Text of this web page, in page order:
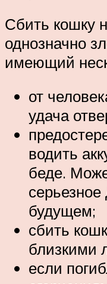
Сбить кошку
однозначно
имеющий
от
удача
водить
беде.
будущем;
сбить
близкими
если